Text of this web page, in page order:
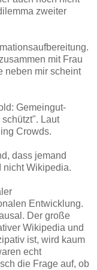
zweiter
mit Frau
neben mir scheint
Gemeingut-
Laut
Crowds.
dass jemand
nicht Wikipedia.
Entwicklung.
Der große
Wikipedia und
ist, wird kaum
echt
die Frage auf, ob